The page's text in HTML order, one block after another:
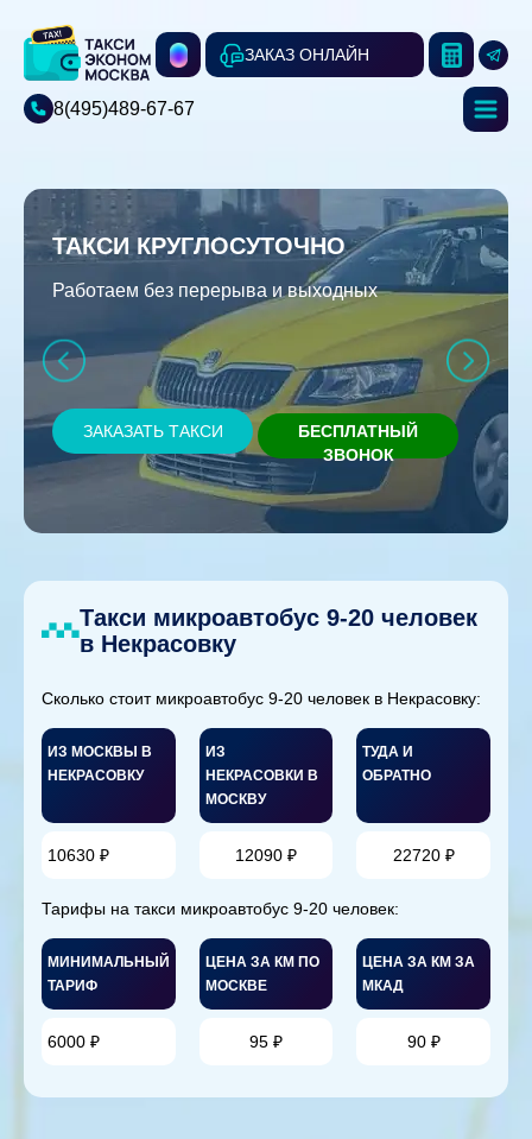
ЗАКАЗ ОНЛАЙН
8(495)489-67-67
ТАКСИ КРУГЛОСУТОЧНО
Работаем без перерыва и выходных
ЗАКАЗАТЬ ТАКСИ
БЕСПЛАТНЫЙ
ЗВОНОК
Такси микроавтобус 9-20 человек
в Некрасовку
Сколько стоит микроавтобус 9-20 человек в Некрасовку:
ИЗ МОСКВЫ В
НЕКРАСОВКУ
ИЗ
НЕКРАСОВКИ В
МОСКВУ
ТУДА И
ОБРАТНО
10630 ₽ 12090 ₽ 22720 ₽
Тарифы на такси микроавтобус 9-20 человек:
МИНИМАЛЬНЫЙ
ТАРИФ
ЦЕНА ЗА КМ ПО
МОСКВЕ
ЦЕНА ЗА КМ ЗА
МКАД
6000 ₽ 95 ₽ 90 ₽